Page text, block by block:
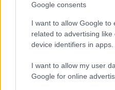
Google consents
I want to allow Google to
related to advertising
device identifiers in apps.
I want to allow my user
Google for online